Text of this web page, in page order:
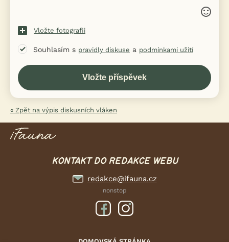
Vložte fotografii
Souhlasím s pravidly diskuse a podmínkami užití
« Zpět na výpis diskusních vláken
KONTAKT DO REDAKCE WEBU
redakce@ifauna.cz
nonstop